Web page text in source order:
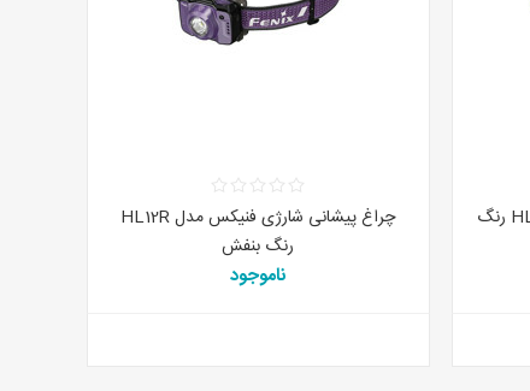
چراغ پیشانی باطری خور فنیکس HL16 رنگ
چراغ پیشانی شارژی فنیکس مدل HL12R
رنگ بنفش
ناموجود